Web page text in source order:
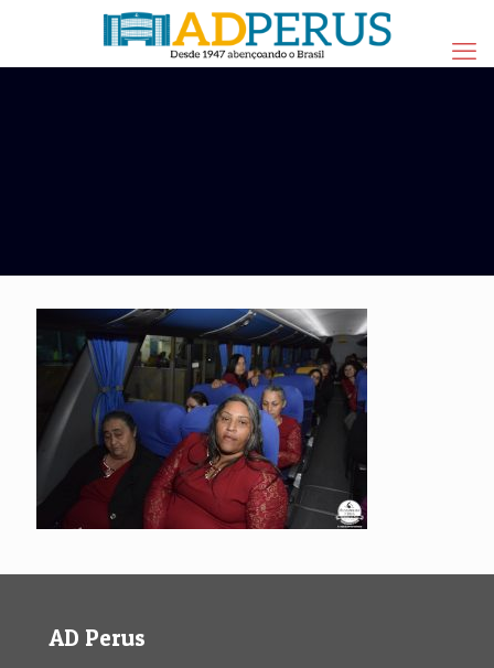
AD Perus